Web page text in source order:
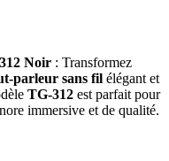
Noir : Transformez
parleur sans fil élégant et
TG-312 est parfait pour
immersive et de qualité.